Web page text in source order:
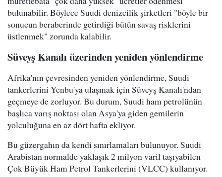
bulunabilir. Böylece Suudi denizcilik şirketleri "böyle bir
sonucun beraberinde getirdiği bütün savaş risklerini
üstlenmek" zorunda kalabilir.
Süveyş Kanalı üzerinden yeniden yönlendirme
Afrika'nın çevresinden yeniden yönlendirme, Suudi
tankerlerini Yenbu'ya ulaşmak için Süveyş Kanalı'ndan
geçmeye de zorluyor. Bu durum, Suudi ham petrolünün
başlıca varış noktası olan Asya'ya giden gemilerin
yolculuğuna en az dört hafta ekliyor.
Bu güzergahın da kendi sınırlamaları bulunuyor. Suudi
Arabistan normalde yaklaşık 2 milyon varil taşıyabilen
Çok Büyük Ham Petrol Tankerlerini (VLCC) kullanıyor.